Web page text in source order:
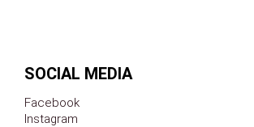
SOCIAL MEDIA
Facebook
Instagram